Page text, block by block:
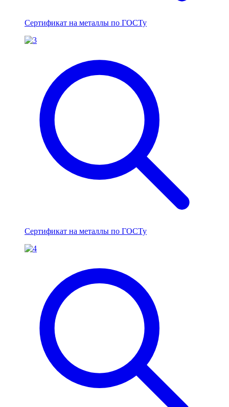
Сертификат на металлы по ГОСТу
Сертификат на металлы по ГОСТу